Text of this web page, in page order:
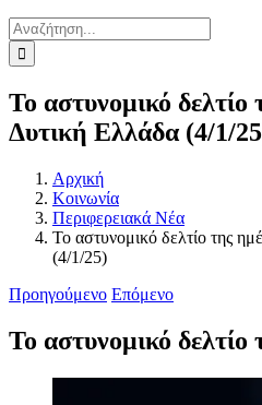
Αναζήτηση
για:
Το αστυνομικό
Δυτική Ελλάδα (4/1/
Αρχική
Κοινωνία
Περιφερειακά Νέα
Το αστυνομικό δελτίο της
(4/1/25)
Προηγούμενο Επόμενο
Το αστυνομικό